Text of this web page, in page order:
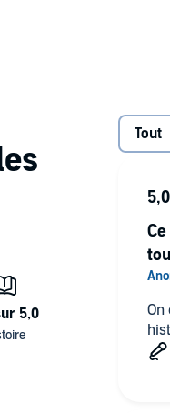
et ses moindres
rêver à un avenir
l’effort de guerre déjà
Tout
On